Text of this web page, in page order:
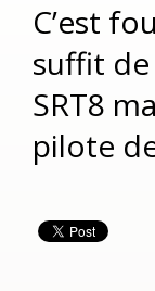
C’est
suffit de
SRT8
pilote